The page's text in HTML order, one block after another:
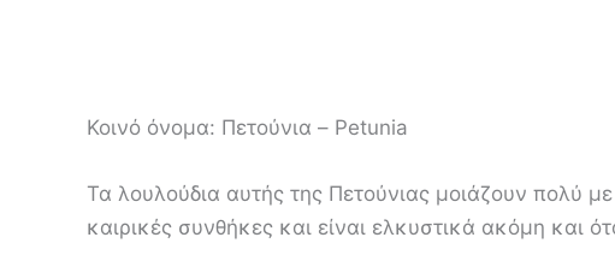
Κοινό όνομα: Πετούνια – Petunia
Τα λουλούδια αυτής της Πετούνιας μοιάζουν πολύ
καιρικές συνθήκες και είναι ελκυστικά ακόμη και